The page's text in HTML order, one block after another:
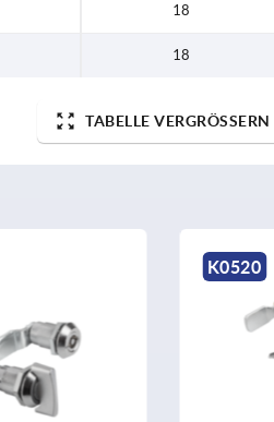
18
18
TABELLE VERGRÖSSERN
K2406